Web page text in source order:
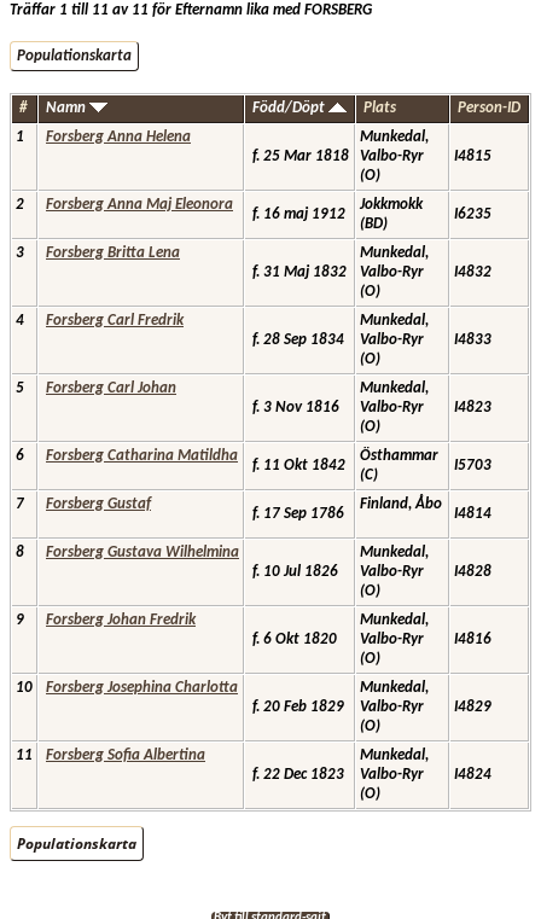
Träffar 1 till 11 av 11 för Efternamn lika med FORSBERG
Populationskarta
# Namn Född/Döpt Plats
Person-ID
1
Forsberg Anna Helena
f. 25 Mar 1818
Munkedal,
Valbo-Ryr
(O)
I4815
2 Forsberg Anna Maj Eleonora
f. 16 maj 1912
Jokkmokk
(BD)
I6235
3
Forsberg Britta Lena
f. 31 Maj 1832
Munkedal,
Valbo-Ryr
(O)
I4832
4
Forsberg Carl Fredrik
f. 28 Sep 1834
Munkedal,
Valbo-Ryr
(O)
I4833
5
Forsberg Carl Johan
f. 3 Nov 1816
Munkedal,
Valbo-Ryr
(O)
I4823
6 Forsberg Catharina Matildha
f. 11 Okt 1842
Östhammar
(C)
I5703
7 Forsberg Gustaf
f. 17 Sep 1786
Finland, Åbo
I4814
8
Forsberg Gustava Wilhelmina
f. 10 Jul 1826
Munkedal,
Valbo-Ryr
(O)
I4828
9
Forsberg Johan Fredrik
f. 6 Okt 1820
Munkedal,
Valbo-Ryr
(O)
I4816
10
Forsberg Josephina Charlotta
f. 20 Feb 1829
Munkedal,
Valbo-Ryr
(O)
I4829
11
Forsberg Sofia Albertina
f. 22 Dec 1823
Munkedal,
Valbo-Ryr
(O)
I4824
Populationskarta